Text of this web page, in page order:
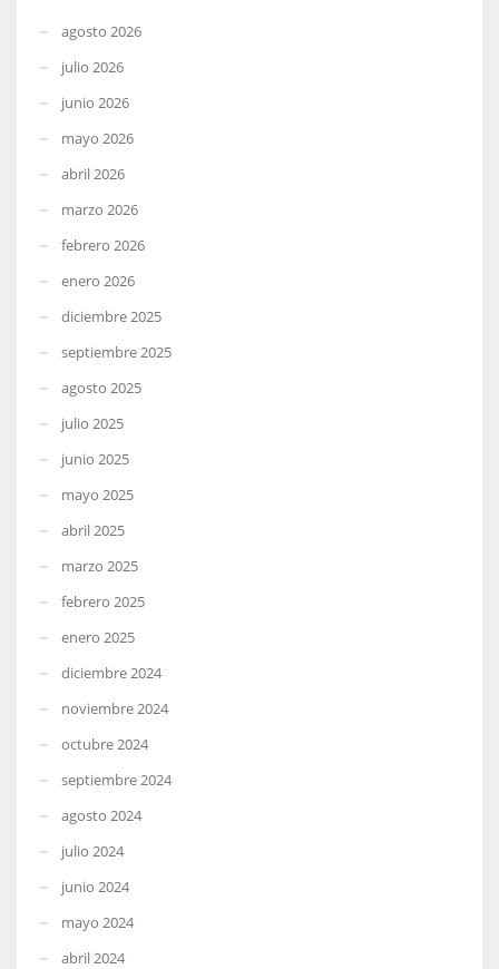
agosto 2026
julio 2026
junio 2026
mayo 2026
abril 2026
marzo 2026
febrero 2026
enero 2026
diciembre 2025
septiembre 2025
agosto 2025
julio 2025
junio 2025
mayo 2025
abril 2025
marzo 2025
febrero 2025
enero 2025
diciembre 2024
noviembre 2024
octubre 2024
septiembre 2024
agosto 2024
julio 2024
junio 2024
mayo 2024
abril 2024